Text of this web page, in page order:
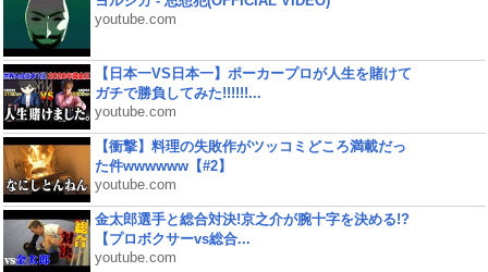
youtube.com
【日本一VS日本一】ポーカープロが人生を賭けて
ガチで勝負してみた!!!!!!...
youtube.com
【衝撃】料理の失敗作がツッコミどころ満載だっ
た件wwwwww【#2】
youtube.com
金太郎選手と総合対決!京之介が腕十字を決める!?
【プロボクサーvs総合...
youtube.com